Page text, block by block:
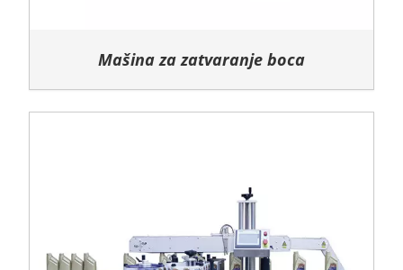
Mašina za zatvaranje boca